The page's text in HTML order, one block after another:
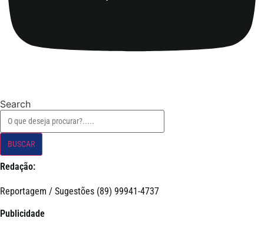
Search
BUSCAR
Redação:
Reportagem / Sugestões (89) 99941-4737
Publicidade